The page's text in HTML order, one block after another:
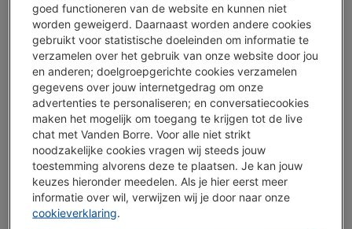
ALTERNATIEF
Ontdek al onze iphone-hoesjes en kies je
iphone-hoesje uit163 toestellen.
Bekijk alle iphone-hoesjes
ALTERNATIEF
Vul je gegevens in en onze experten bellen
je op om je te helpen de juiste keuze te
maken.
goed functioneren van de website en kunnen niet
worden geweigerd. Daarnaast worden andere cookies
gebruikt voor statistische doeleinden om informatie te
verzamelen over het gebruik van onze website door jou
en anderen; doelgroepgerichte cookies verzamelen
gegevens over jouw internetgedrag om onze
advertenties te personaliseren; en conversatiecookies
maken het mogelijk om toegang te krijgen tot de live
chat met Vanden Borre. Voor alle niet strikt
noodzakelijke cookies vragen wij steeds jouw
toestemming alvorens deze te plaatsen. Je kan jouw
keuzes hieronder meedelen. Als je hier eerst meer
informatie over wil, verwijzen wij je door naar onze
cookieverklaring